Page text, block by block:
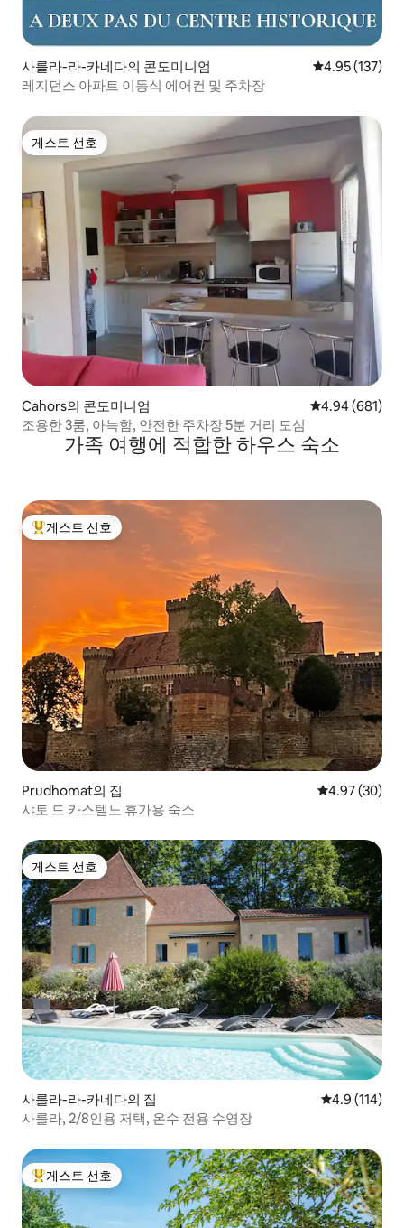
사를라-라-카네다의 콘도미니엄 평점 4.95점(5
4.95 (137)
레지던스 아파트 이동식 에어컨 및 주차장
게스트 선호
게스트 선호
Cahors의 콘도미니엄 평점 4.94점(5
4.94 (681)
조용한 3룸, 아늑함, 안전한 주차장 5분 거리 도심
가족 여행에 적합한 하우스 숙소
상위 게스트 선호
게스트 선호
Prudhomat의 집 평점 4.97점(5
4.97 (30)
샤토 드 카스텔노 휴가용 숙소
게스트 선호
게스트 선호
사를라-라-카네다의 집 평점 4.9점(5
4.9 (114)
사를라, 2/8인용 저택, 온수 전용 수영장
상위 게스트 선호
게스트 선호